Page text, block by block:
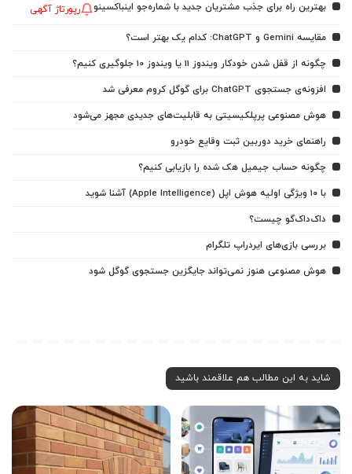
بهترین راه برای جذب مشتریان جدید با شماره‌جو اینباکسینو رپورتاژ آگهی
مقایسه Gemini و ChatGPT: کدام یک بهتر است؟
چگونه از قفل شدن خودکار ویندوز 11 یا ویندوز 10 جلوگیری کنیم؟
افزونه‌ی جستجوی ChatGPT برای گوگل کروم معرفی شد
هوش مصنوعی پرپلکیسیتی به قابلیت‌های جدیدی مجهز می‌شود
راهنمای خرید دوربین ثبت وقایع خودرو
چگونه حساب جیمیل هک شده را بازیابی کنیم؟
با ۱۰ ویژگی اولیه هوش اپل (Apple Intelligence) آشنا شوید
داک‌داک‌گو چیست؟
بررسی بازی‌های ایردراپ تلگرام
هوش مصنوعی هنوز نمی‌تواند جایگزین جستجوی گوگل شود
شاید به این مطالب هم علاقمند باشید